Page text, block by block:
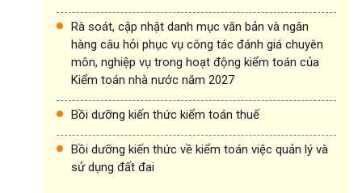
Rà soát, cập nhật danh mục văn bản và ngân
hàng câu hỏi phục vụ công tác đánh giá chuyên
môn, nghiệp vụ trong hoạt động kiểm toán của
Kiểm toán nhà nước năm 2027
Bồi dưỡng kiến thức kiểm toán thuế
Bồi dưỡng kiến thức về kiểm toán việc quản lý và
sử dụng đất đai